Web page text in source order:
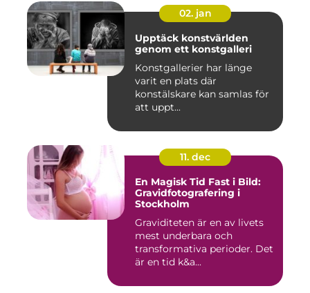
02. jan
Upptäck konstvärlden
genom ett konstgalleri
Konstgallerier har länge
varit en plats där
konstälskare kan samlas för
att uppt...
11. dec
En Magisk Tid Fast i Bild:
Gravidfotografering i
Stockholm
Graviditeten är en av livets
mest underbara och
transformativa perioder. Det
är en tid k&a...